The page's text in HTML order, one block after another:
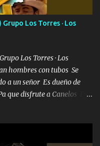
nadie lo tiene Una me está
que vaya a verla y que
que las saque a
más que llenar Se
Los Torres · Los
Los Torres · Los
hombres con tubos Se
a un señor Es dueño de
que disfrute a Canelos Es
de grandes por eso hay